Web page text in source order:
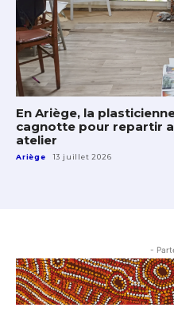
En Ariège, la
cagnotte pour repartir
atelier
Ariège 13 juillet 2026
-